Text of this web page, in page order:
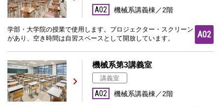
A02 機械系講義棟／2階
学部・大学院の授業で使用します。プロジェクター・スクリーン
があり、空き時間は自習スペースとして開放しています。
A02
機械系第3講義室
講義室
A02 機械系講義棟／2階